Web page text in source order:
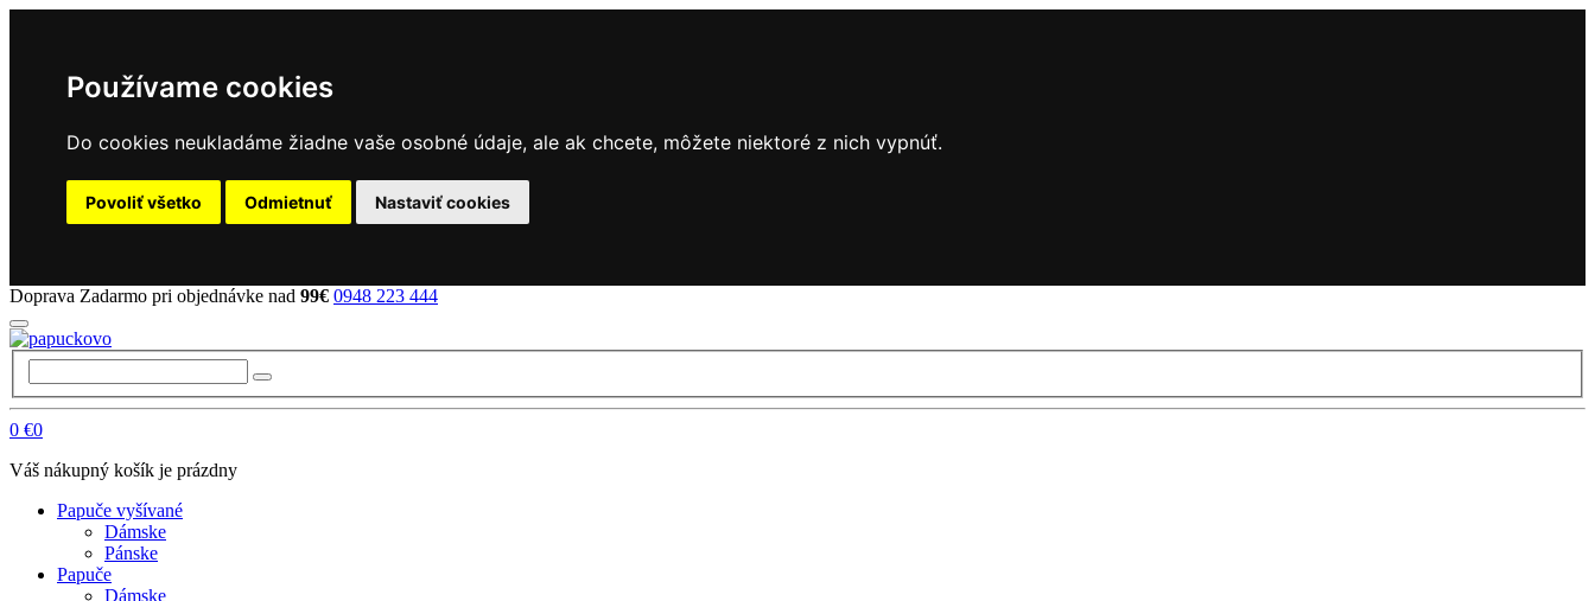
Používame cookies
Do cookies neukladáme žiadne vaše osobné údaje, ale ak chcete, môžete niektoré z nich vypnúť.
Povoliť všetko Odmietnuť Nastaviť cookies
Doprava Zadarmo pri objednávke nad 99€ 0948 223 444
0 €0
Váš nákupný košík je prázdny
Papuče vyšívané
Dámske
Pánske
Papuče
Dámske